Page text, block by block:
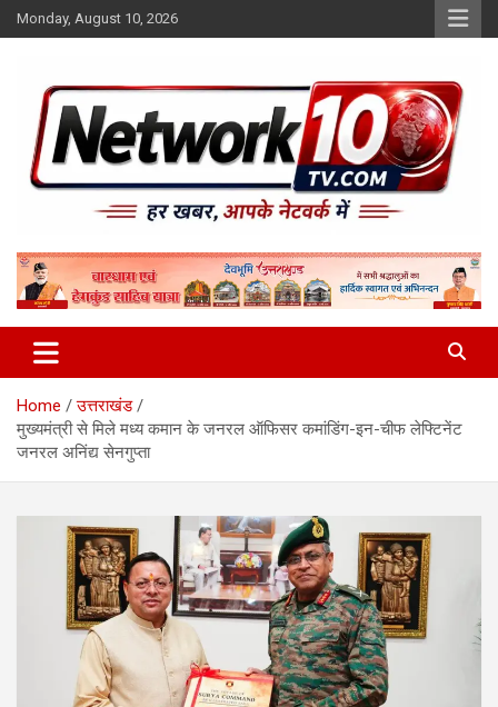
Skip
to
Monday, August 10, 2026
Network10tv
Home
उत्तराखंड
मुख्यमंत्री से मिले मध्य कमान के जनरल ऑफिसर कमांडिंग-इन-चीफ लेफ्टिनेंट
जनरल अनिंद्य सेनगुप्ता